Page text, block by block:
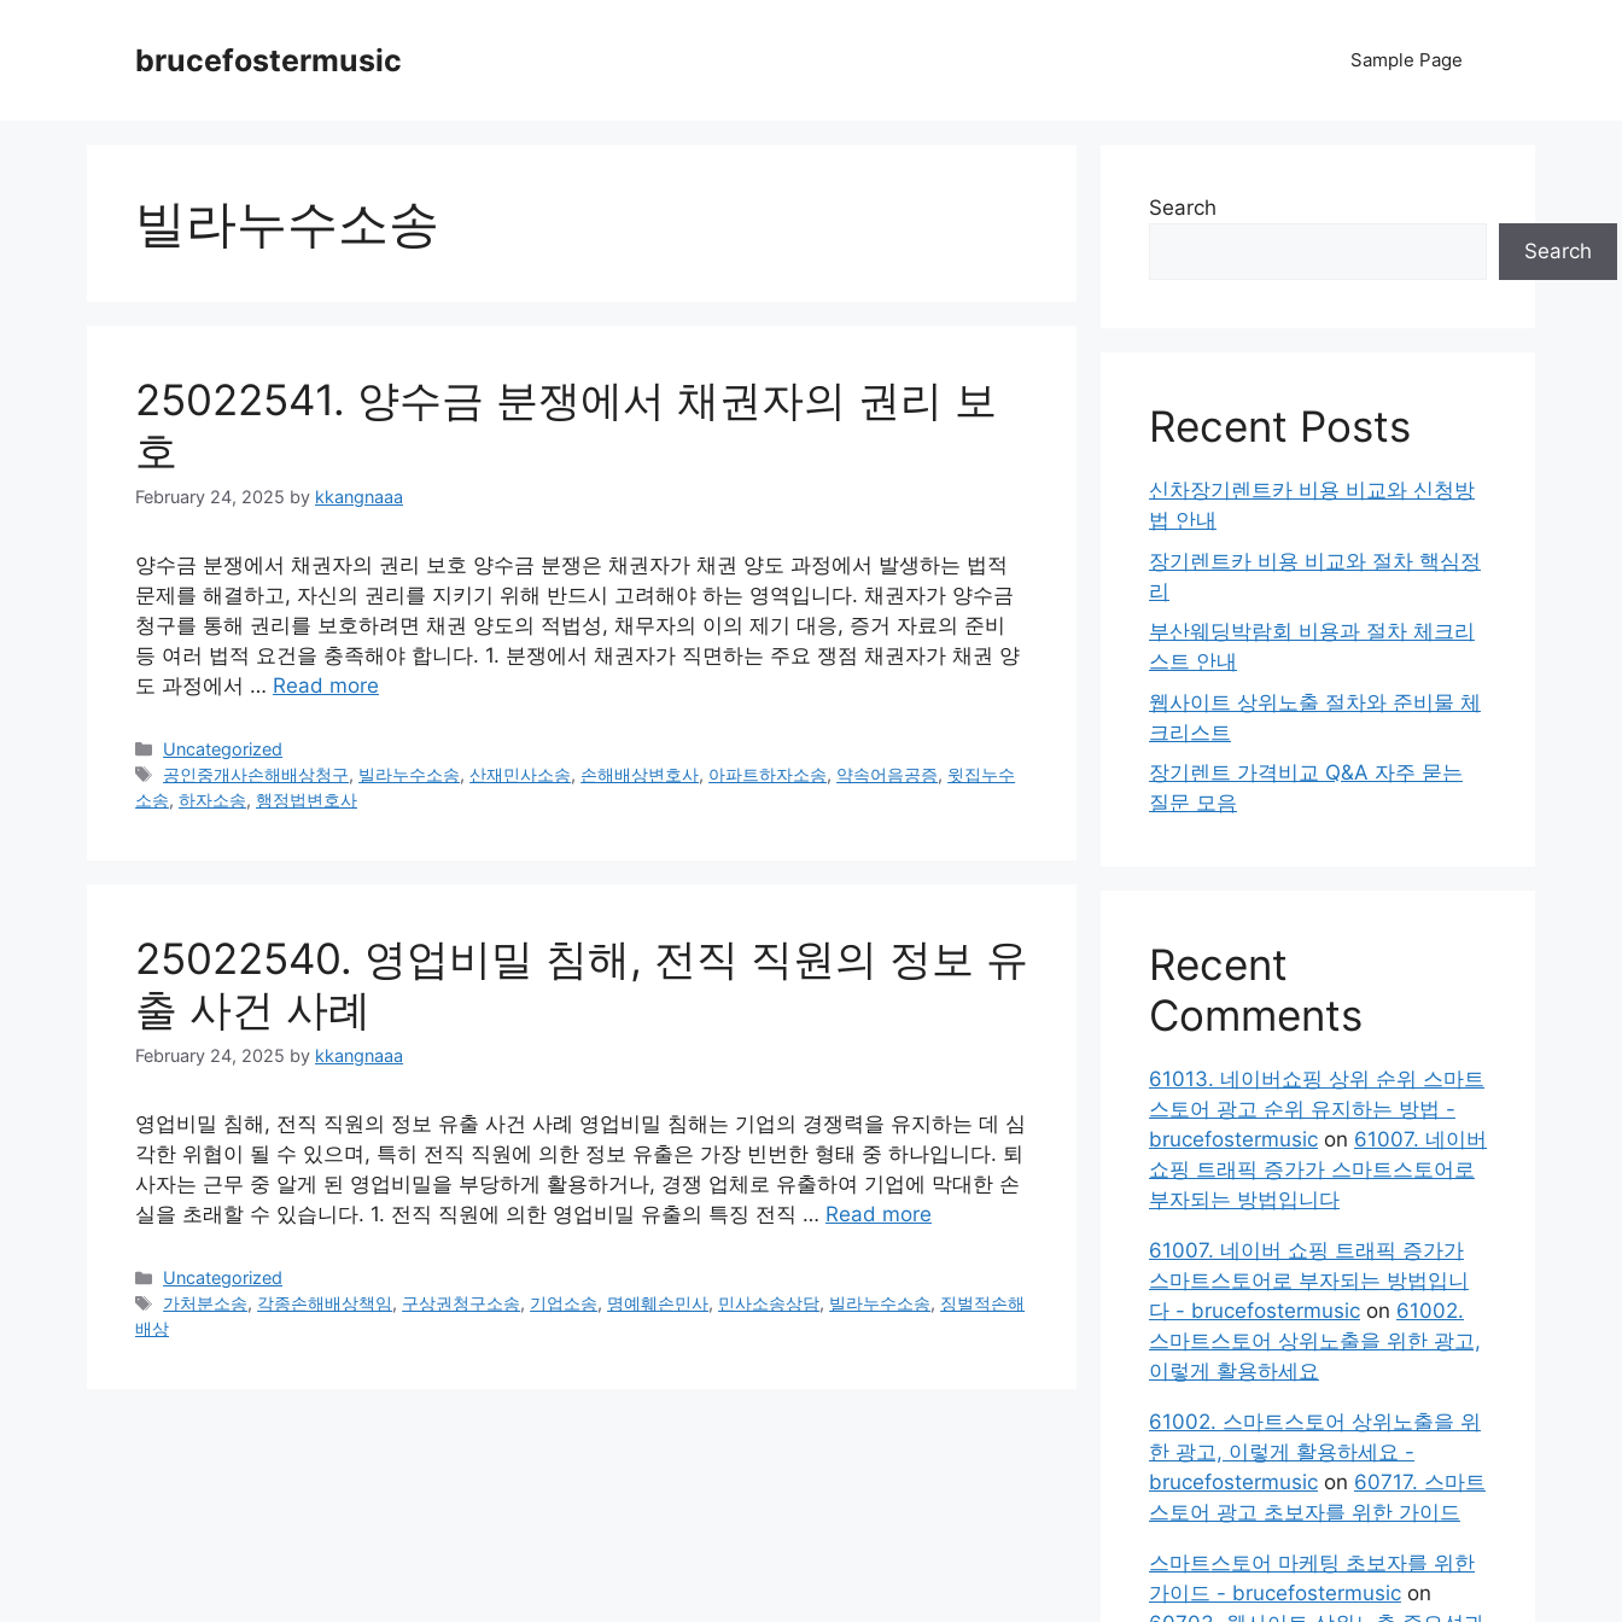
brucefostermusic Sample Page
빌라누수소송
25022541. 양수금 분쟁에서 채권자의 권리 보
호
February 24, 2025 by kkangnaaa
양수금 분쟁에서 채권자의 권리 보호 양수금 분쟁은 채권자가 채권 양도 과정에서 발생하는 법적
문제를 해결하고, 자신의 권리를 지키기 위해 반드시 고려해야 하는 영역입니다. 채권자가 양수금
청구를 통해 권리를 보호하려면 채권 양도의 적법성, 채무자의 이의 제기 대응, 증거 자료의 준비
등 여러 법적 요건을 충족해야 합니다. 1. 분쟁에서 채권자가 직면하는 주요 쟁점 채권자가 채권 양
도 과정에서 … Read more
Categories
Uncategorized
Tags
공인중개사손해배상청구, 빌라누수소송,산재민사소송, 손해배상변호사, 아파트하자소송, 약속어음공증, 윗집누수
소송, 하자소송, 행정법변호사
25022540. 영업비밀 침해, 전직 직원의 정보 유
출 사건 사례
February 24, 2025 by kkangnaaa
영업비밀 침해, 전직 직원의 정보 유출 사건 사례 영업비밀 침해는 기업의 경쟁력을 유지하는 데 심
각한 위협이 될 수 있으며, 특히 전직 직원에 의한 정보 유출은 가장 빈번한 형태 중 하나입니다. 퇴
사자는 근무 중 알게 된 영업비밀을 부당하게 활용하거나, 경쟁 업체로 유출하여 기업에 막대한 손
실을 초래할 수 있습니다. 1. 전직 직원에 의한 영업비밀 유출의 특징 전직 … Read more
Categories
Uncategorized
Tags
가처분소송, 각종손해배상책임, 구상권청구소송, 기업소송, 명예훼손민사, 민사소송상담, 빌라누수소송, 징벌적손해
배상
Search
Search
Recent Posts
신차장기렌트카 비용 비교와 신청방
법 안내
장기렌트카 비용 비교와 절차 핵심정
리
부산웨딩박람회 비용과 절차 체크리
스트 안내
웹사이트 상위노출 절차와 준비물 체
크리스트
장기렌트 가격비교 Q&A 자주 묻는
질문 모음
Recent
Comments
61013. 네이버쇼핑 상위 순위 스마트
스토어 광고 순위 유지하는 방법 -
brucefostermusic on 61007. 네이버
쇼핑 트래픽 증가가 스마트스토어로
부자되는 방법입니다
61007. 네이버 쇼핑 트래픽 증가가
스마트스토어로 부자되는 방법입니
다 - brucefostermusic on 61002.
스마트스토어 상위노출을 위한 광고,
이렇게 활용하세요
61002. 스마트스토어 상위노출을 위
한 광고, 이렇게 활용하세요 -
brucefostermusic on 60717. 스마트
스토어 광고 초보자를 위한 가이드
스마트스토어 마케팅 초보자를 위한
가이드 - brucefostermusic on